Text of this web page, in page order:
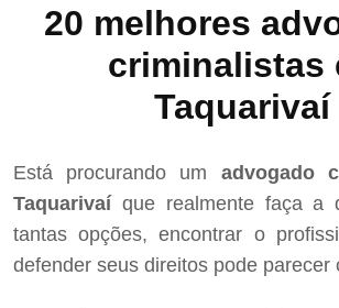
20 melhores
criminalistas
Taquarivaí
Está procurando um advogado
Taquarivaíque realmente faça a
tantas opções, encontrar o
defender seus direitos pode parecer